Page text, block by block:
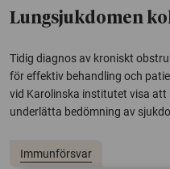
Lungsjukdomen
Tidig diagnos av kroniskt
för effektiv behandling och
vid Karolinska institutet visa
underlätta bedömning av
Immunförsvar